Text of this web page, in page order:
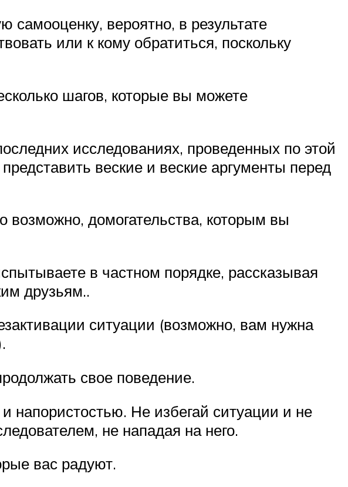
вероятно, в результате
или к кому обратиться, поскольку
шагов, которые вы можете
исследованиях, проведенных по этой
веские и веские аргументы перед
возможно, домогательства, которым вы
в частном порядке, рассказывая
друзьям..
ситуации (возможно, вам нужна
свое поведение.
напористостью. Не избегай ситуации и не
не нападая на него.
вас радуют.